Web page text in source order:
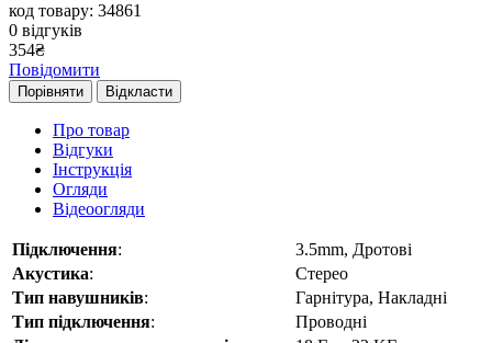
код товару: 34861
0 відгуків
354₴
Повідомити
Порівняти Відкласти
Про товар
Відгуки
Інструкція
Огляди
Відеоогляди
Підключення:
3.5mm, Дротові
Акустика:
Стерео
Тип навушників:
Гарнітура, Накладні
Тип підключення:
Проводні